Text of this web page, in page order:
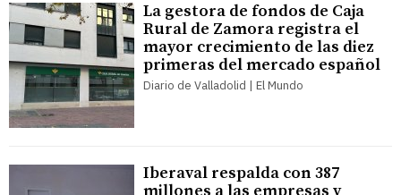
La gestora de fondos de Caja
Rural de Zamora registra el
mayor crecimiento de las diez
primeras del mercado español
Diario de Valladolid | El Mundo
Iberaval respalda con 387